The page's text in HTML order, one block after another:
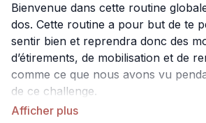
Bienvenue dans cette routine
dos. Cette routine a pour but de te
sentir bien et reprendra donc des
d’étirements, de mobilisation et de
comme ce que nous avons vu
de ce challenge.